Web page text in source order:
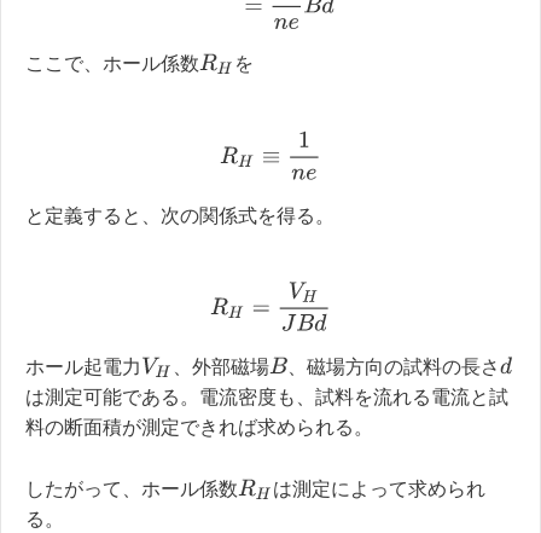
ここで、ホール係数 RH を
e
と定義すると、次の関係式を得る。
JBd
ホール起電力 VH 、外部磁場B 、磁場方向の試料の長さd
は測定可能である。電流密度も、試料を流れる電流と試
料の断面積が測定できれば求められる。
したがって、ホール係数 RH は測定によって求められ
る。